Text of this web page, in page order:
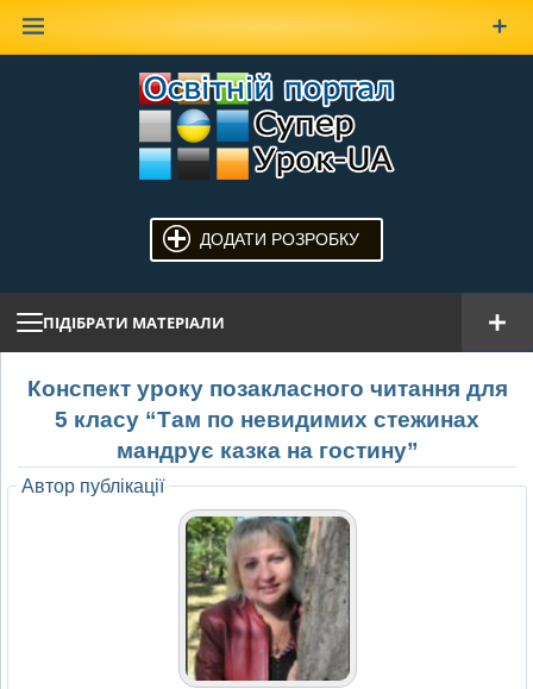
ДОДАТИ РОЗРОБКУ
ПІДІБРАТИ МАТЕРІАЛИ
Конспект уроку позакласного читання для
5 класу “Там по невидимих стежинах
мандрує казка на гостину”
Автор публікації